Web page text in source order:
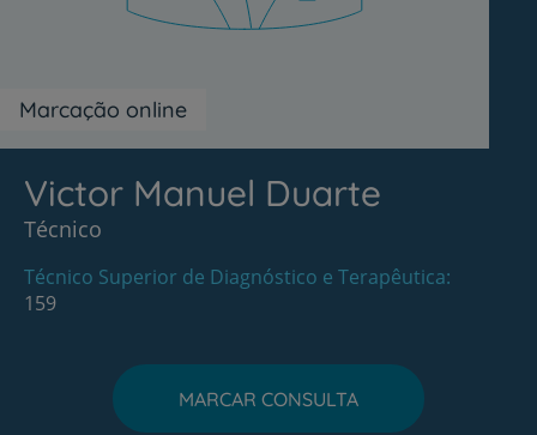
Marcação online
Victor Manuel Duarte
Técnico
Técnico Superior de Diagnóstico e Terapêutica
159
MARCAR CONSULTA